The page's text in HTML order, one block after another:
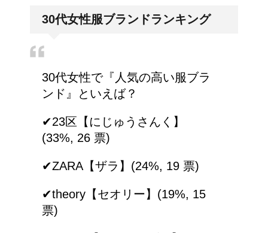
走行で車のライトは上向
東京で洗濯物を外に干す
ことってできるの？
猫の長毛は雑種でも可愛
30代女性服ブランドランキング
30代女性で『人気の高い服ブラ
ンド』といえば？
✔︎23区【にじゅうさんく】
(33%, 26 票)
✔︎ZARA【ザラ】(24%, 19 票)
✔︎theory【セオリー】(19%, 15
票)